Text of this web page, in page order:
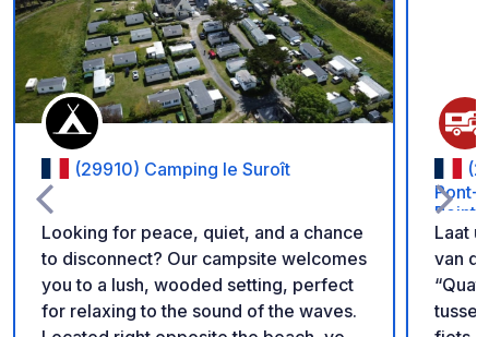
Voeg toe aan je
(29910) Camping le Suroît
Looking for peace, quiet, and a chance
to disconnect? Our campsite welcomes
you to a lush, wooded setting, perfect
for relaxing to the sound of the waves.
Pont-
Laat
van